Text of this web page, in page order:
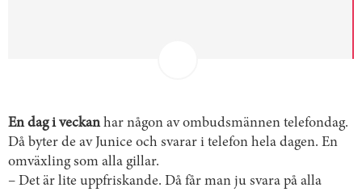
En dag i veckanhar någon av ombudsmännen telefondag.
Då byter de av Junice och svarar i telefon hela dagen. En
omväxling som alla gillar.
– Det är lite uppfriskande. Då får man ju svara på alla